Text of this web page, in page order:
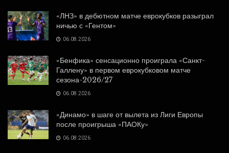
«ЛНЗ» в дебютном матче еврокубков разыграл
ничью с «Гентом»
06.08.2026
«Бенфика» сенсационно проиграла «Санкт-
Галлену» в первом еврокубковом матче
сезона-2026/27
06.08.2026
«Динамо» в шаге от вылета из Лиги Европы
после проигрыша «ПАОКу»
06.08.2026